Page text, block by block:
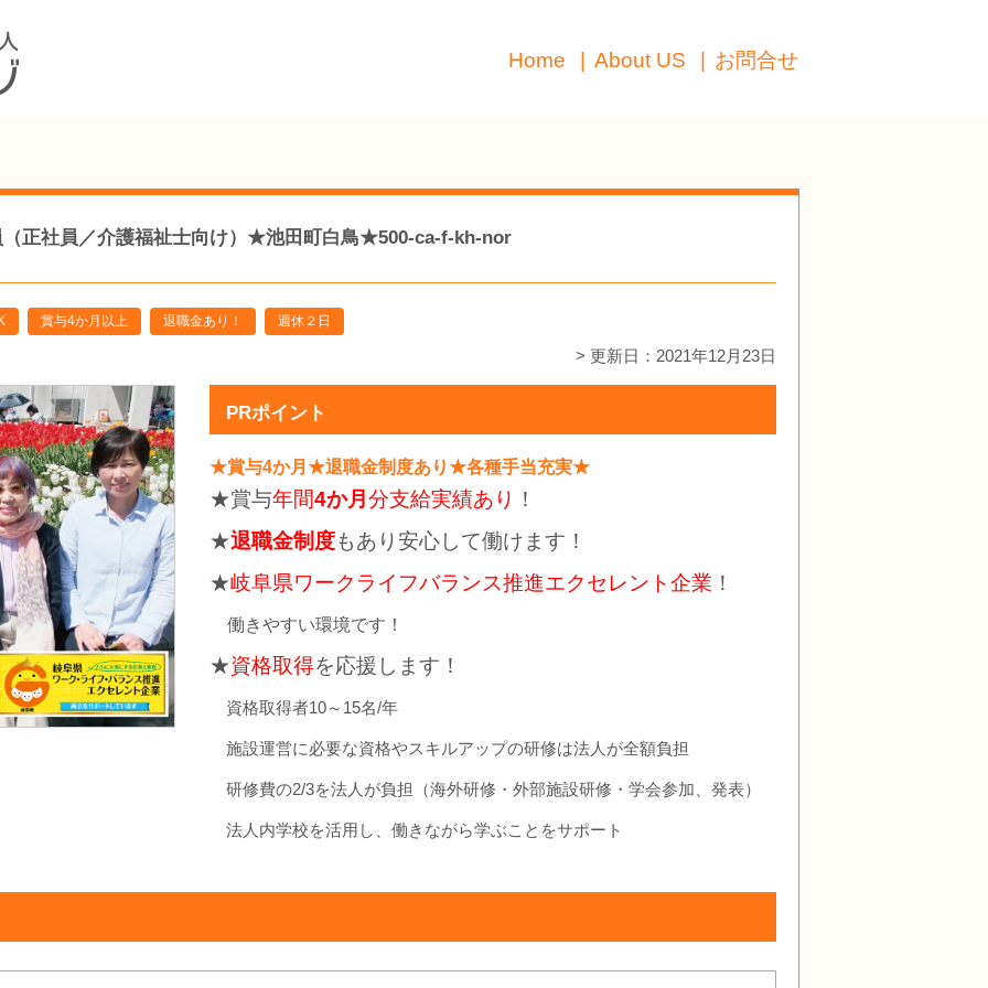
Home About US お問合せ
（正社員／介護福祉士向け）★池田町白鳥★500-ca-f-kh-nor
賞与4か月以上 退職金あり！ 週休２日
> 更新日：2021年12月23日
PRポイント
★賞与4か月★退職金制度あり★各種手当充実★
★賞与年間4か月 分支給実績あり ！
★退職金制度もあり安心して働けます！
★岐阜県ワークライフバランス推進エクセレント企業 ！
働きやすい環境です！
★資格取得を応援します！
資格取得者10～15名/年
施設運営に必要な資格やスキルアップの研修は法人が全額負担
研修費の2/3を法人が負担（海外研修・外部施設研修・学会参加、発表）
法人内学校を活用し、働きながら学ぶことをサポート